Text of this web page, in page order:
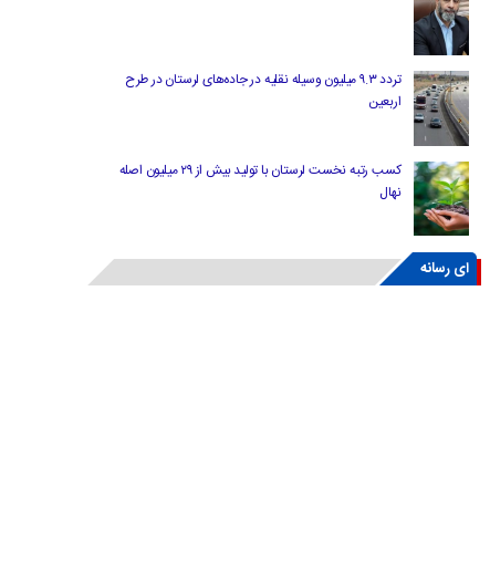
تردد ۹.۳ میلیون وسیله نقلیه در جاده‌های لرستان در طرح
اربعین
کسب رتبه نخست لرستان با تولید بیش از ۲۹ میلیون اصله
نهال
ای رسانه